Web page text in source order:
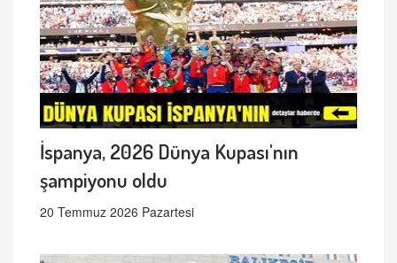
İspanya, 2026 Dünya Kupası'nın
şampiyonu oldu
20 Temmuz 2026 Pazartesi